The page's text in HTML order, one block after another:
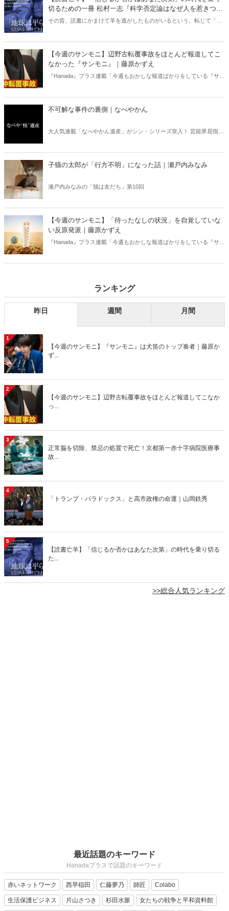
切るための一冊 松村一志『科学否定論はなぜ人を惹きつけ
るのか』（ちくま新書）｜梶原麻衣子
その昔、読書にかまけて羊を逃がしたものがいるという。転じて「読
ある。元月刊『Hanada』編集部員のライター・梶原がお送りする時事
書評！
【今週のサンモニ】辺野古転覆事故をほとんど報道してこ
なかった『サンモニ』｜藤原かずえ
『Hanada』プラス連載「今週もおかしな報道ばかりをしている『サン
不可解な事件の裏側｜なべやかん
大人気連載「なべやかん遺産」がシン・シリーズ突入！ 芸能界屈指の
信じるか信じないかは、あなた次第！ 芸能ニュース
子猫の太郎が「行方不明」になった話｜瀬戸内みなみ
瀬戸内みなみの「猫は友だち」第10回
【今週のサンモニ】「待ったなしの状況」を自覚していな
い反原発派｜藤原かずえ
『Hanada』プラス連載「今週もおかしな報道ばかりをしている『サン
ランキング
昨日 週間 月間
1
【今週のサンモニ】『サンモニ』は犬笛のトップ奏者｜藤原か
ず...
2
【今週のサンモニ】辺野古転覆事故をほとんど報道してこなか
っ...
3
正常脳を切除、禁忌の処置で死亡！京都第一赤十字病院医療事
故...
4
「トランプ・パラドックス」と高市政権の命運｜山岡鉄秀
5
【読書亡羊】「信じるか否かはあなた次第」の時代を乗り切る
た...
>>総合人気ランキング
最近話題のキーワード
Hanadaプラスで話題のキーワード
赤いネットワーク 西早稲田 仁藤夢乃 師匠 Colabo
生活保護ビジネス 片山さつき 杉田水脈 女たちの戦争と平和資料館